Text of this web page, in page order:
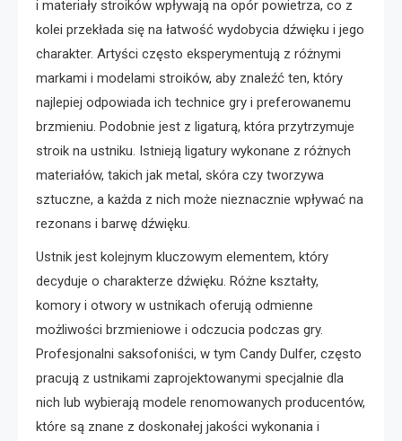
i materiały stroików wpływają na opór powietrza, co z
kolei przekłada się na łatwość wydobycia dźwięku i jego
charakter. Artyści często eksperymentują z różnymi
markami i modelami stroików, aby znaleźć ten, który
najlepiej odpowiada ich technice gry i preferowanemu
brzmieniu. Podobnie jest z ligaturą, która przytrzymuje
stroik na ustniku. Istnieją ligatury wykonane z różnych
materiałów, takich jak metal, skóra czy tworzywa
sztuczne, a każda z nich może nieznacznie wpływać na
rezonans i barwę dźwięku.
Ustnik jest kolejnym kluczowym elementem, który
decyduje o charakterze dźwięku. Różne kształty,
komory i otwory w ustnikach oferują odmienne
możliwości brzmieniowe i odczucia podczas gry.
Profesjonalni saksofoniści, w tym Candy Dulfer, często
pracują z ustnikami zaprojektowanymi specjalnie dla
nich lub wybierają modele renomowanych producentów,
które są znane z doskonałej jakości wykonania i